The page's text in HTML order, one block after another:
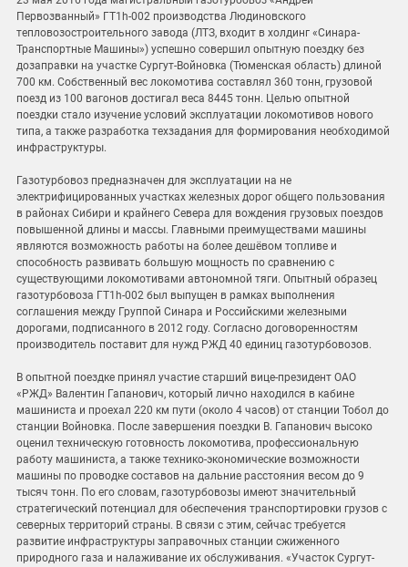
Первозванный» ГТ1h-002 производства Людиновского
тепловозостроительного завода (ЛТЗ, входит в холдинг «Синара-
Транспортные Машины») успешно совершил опытную поездку без
дозаправки на участке Сургут-Войновка (Тюменская область) длиной
700 км. Собственный вес локомотива составлял 360 тонн, грузовой
поезд из 100 вагонов достигал веса 8445 тонн. Целью опытной
поездки стало изучение условий эксплуатации локомотивов нового
типа, а также разработка техзадания для формирования необходимой
инфраструктуры.
Газотурбовоз предназначен для эксплуатации на не
электрифицированных участках железных дорог общего пользования
в районах Сибири и крайнего Севера для вождения грузовых поездов
повышенной длины и массы. Главными преимуществами машины
являются возможность работы на более дешёвом топливе и
способность развивать большую мощность по сравнению с
существующими локомотивами автономной тяги. Опытный образец
газотурбовоза ГТ1h-002 был выпущен в рамках выполнения
соглашения между Группой Синара и Российскими железными
дорогами, подписанного в 2012 году. Согласно договоренностям
производитель поставит для нужд РЖД 40 единиц газотурбовозов.
В опытной поездке принял участие старший вице-президент ОАО
«РЖД» Валентин Гапанович, который лично находился в кабине
машиниста и проехал 220 км пути (около 4 часов) от станции Тобол до
станции Войновка. После завершения поездки В. Гапанович высоко
оценил техническую готовность локомотива, профессиональную
работу машиниста, а также технико-экономические возможности
машины по проводке составов на дальние расстояния весом до 9
тысяч тонн. По его словам, газотурбовозы имеют значительный
стратегический потенциал для обеспечения транспортировки грузов с
северных территорий страны. В связи с этим, сейчас требуется
развитие инфраструктуры заправочных станции сжиженного
природного газа и налаживание их обслуживания. «Участок Сургут-